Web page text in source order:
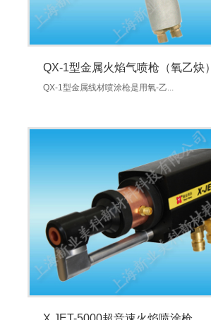
QX-1型金属火焰气喷枪（氧乙炔）
QX-1型金属线材喷涂枪是用氧-乙...